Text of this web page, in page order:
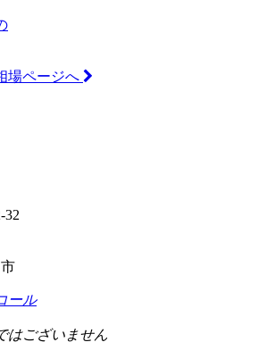
場ページへ
32
ール
はございません